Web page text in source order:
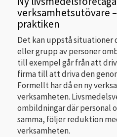
verksamhetsutövare
praktiken
Det kan uppstå situationer
eller grupp av personer
till exempel går från att
firma till att driva den
Formellt har då en ny
verksamheten.
ombildningar där personal
samma, följer reduktion
verksamheten.